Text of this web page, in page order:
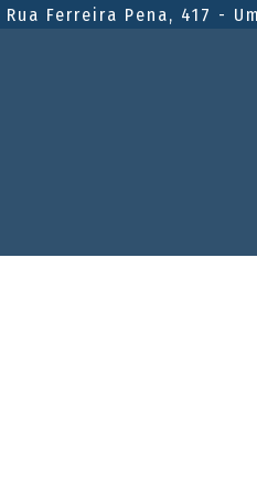
Rua Ferreira Pena, 417 -